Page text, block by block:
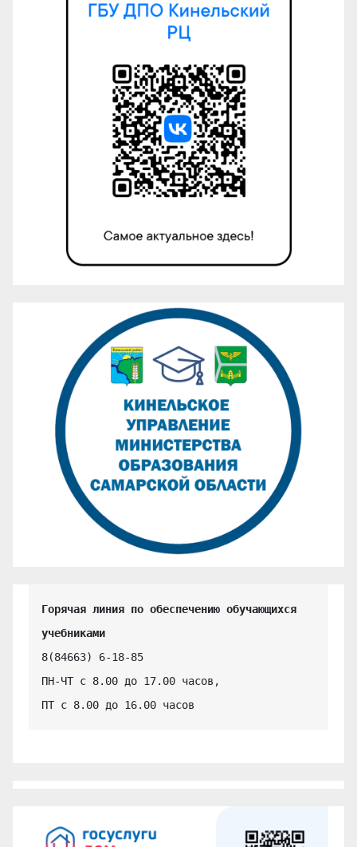
Горячая линия по обеспечению обучающихся
учебниками
8(84663) 6-18-85
ПН-ЧТ с 8.00 до 17.00 часов,
ПТ с 8.00 до 16.00 часов